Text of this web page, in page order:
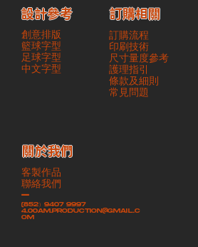
創意排版
籃球字型
足球字型
​中文字型
設計參考
訂購流程
印刷技術
尺寸量度參考
護理指引
條款及細則
​常見問題
訂購相關
客製作品
聯絡我們
-
(852）9407 9997
4.00am.production@gmail.c
om
​關於我們